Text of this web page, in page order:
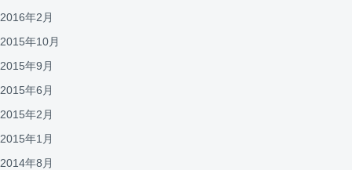
2016年2月
2015年10月
2015年9月
2015年6月
2015年2月
2015年1月
2014年8月